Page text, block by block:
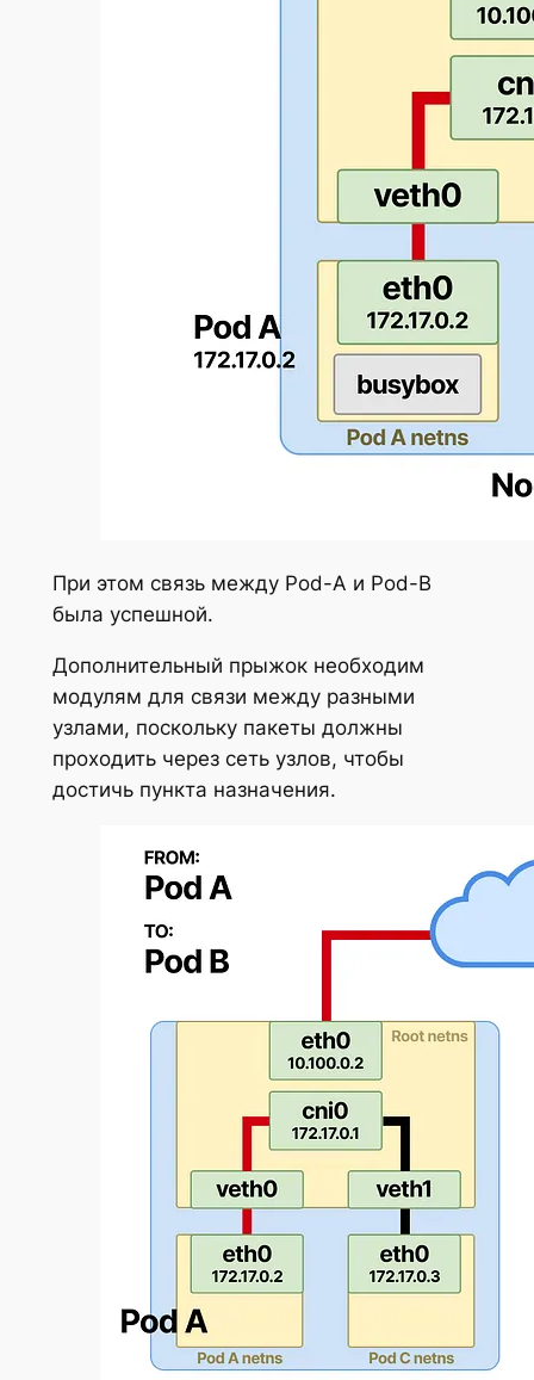
При этом связь между Pod-A и Pod-B
была успешной.
Дополнительный прыжок необходим
модулям для связи между разными
узлами, поскольку пакеты должны
проходить через сеть узлов, чтобы
достичь пункта назначения.